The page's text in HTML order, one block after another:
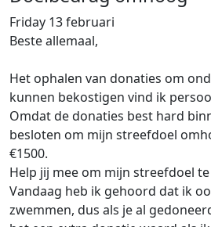
Friday 13 februari
Beste allemaal,
Het ophalen van donaties om
kunnen bekostigen vind ik
Omdat de donaties best hard
besloten om mijn streefdoel
€1500.
Help jij mee om mijn streefdoel
Vandaag heb ik gehoord dat ik
zwemmen, dus als je al